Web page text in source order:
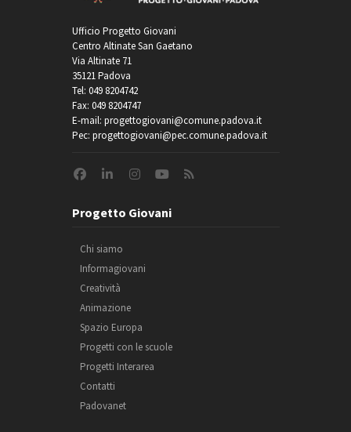
Ufficio Progetto Giovani
Centro Altinate San Gaetano
Via Altinate 71
35121 Padova
Tel: 049 8204742
Fax: 049 8204747
E-mail: progettogiovani@comune.padova.it
Pec: progettogiovani@pec.comune.padova.it
Progetto Giovani
Chi siamo
Informagiovani
Creatività
Animazione
Spazio Europa
Progetti con le scuole
Progetti Interarea
Contatti
Padovanet